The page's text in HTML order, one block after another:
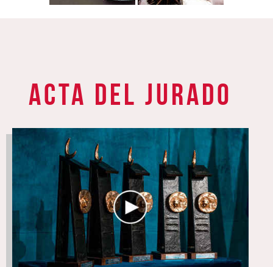
Acta del jurado